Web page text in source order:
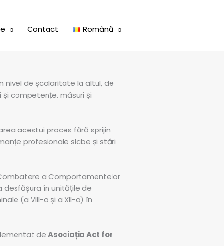
Contact Română
nivel de școlaritate la altul, de
competențe, măsuri și
acestui proces fără sprijin
profesionale slabe și stări
a Comportamentelor
desfășura în unitățile de
(a VIII-a și a XII-a) în
de Asociația Act for